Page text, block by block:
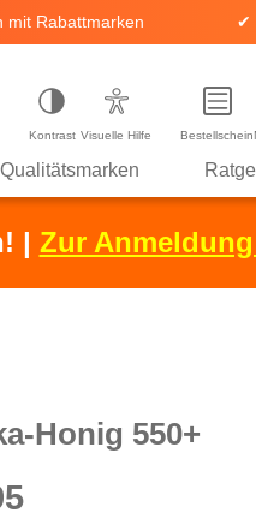
mit Rabattmarken ✔
Kontrast Visuelle Hilfe Bestellschein
Qualitätsmarken
| Zur
Honig 550+